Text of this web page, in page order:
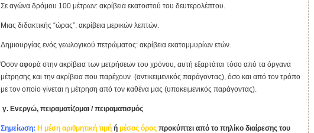
Σε αγώνα δρόμου 100 μέτρων: ακρίβεια εκατοστού του δευτερολέπτου.
Μιας διδακτικής “ώρας”: ακρίβεια μερικών λεπτών.
Δημιουργίας ενός γεωλογικού πετρώματος: ακρίβεια εκατομμυρίων ετών.
Όσον αφορά στην ακρίβεια των μετρήσεων του χρόνου, αυτή εξαρτάται τόσο από τα όργανα
μέτρησης και την ακρίβεια που παρέχουν (αντικειμενικός παράγοντας), όσο και από τον τρόπο
με τον οποίο γίνεται η μέτρηση από τον καθένα μας (υποκειμενικός παράγοντας).
γ. Ενεργώ, πειραματίζομαι / πειραματισμός
Σημείωση: Η μέση αριθμητική τιμή ή μέσος όρος προκύπτει από το πηλίκο διαίρεσης του